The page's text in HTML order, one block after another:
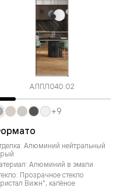
АЛПЛ040.02
Алюминий нейтральный
Алюминий в эмали
Прозрачное стекло
Вижн", калёное
+9